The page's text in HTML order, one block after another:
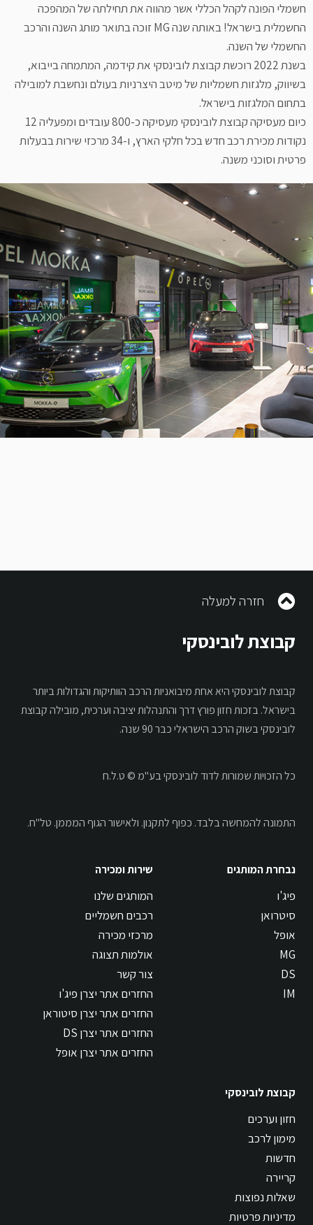
חשמלי הפונה לקהל הכללי אשר מהווה את תחילתה של המהפכה
החשמלית בישראל! באותה שנה MG זוכה בתואר מותג השנה והרכב
החשמלי של השנה.
בשנת 2022 רוכשת קבוצת לובינסקי את קידמה, המתמחה בייבוא,
בשיווק, מלגזות חשמליות של מיטב היצרניות בעולם ונחשבת למובילה
בתחום המלגזות בישראל.
כיום מעסיקה קבוצת לובינסקי מעסיקה כ-800 עובדים ומפעליה 12
נקודות מכירת רכב חדש בכל חלקי הארץ, ו-34 מרכזי שירות בבעלות
פרטית וסוכני משנה.
חזרה למעלה
קבוצת לובינסקי
קבוצת לובינסקי היא אחת מיבואניות הרכב הוותיקות והגדולות ביותר
בישראל. בזכות חזון פורץ דרך והתנהלות יציבה וערכית, מובילה קבוצת
לובינסקי בשוק הרכב הישראלי כבר 90 שנה.
כל הזכויות שמורות לדוד לובינסקי בע"מ © ט.ל.ח
התמונה להמחשה בלבד. כפוף לתקנון. ולאישור הגוף המממן. טל"ח.
נבחרת המותגים
פיג'ו
סיטרואן
אופל
MG
DS
IM
שירות ומכירה
המותגים שלנו
רכבים חשמליים
מרכזי מכירה
אולמות תצוגה
צור קשר
החזרים אתר יצרן פיג'ו
החזרים אתר יצרן סיטוראן
החזרים אתר יצרן DS
החזרים אתר יצרן אופל
קבוצת לובינסקי
חזון וערכים
מימון לרכב
חדשות
קריירה
שאלות נפוצות
מדיניות פרטיות